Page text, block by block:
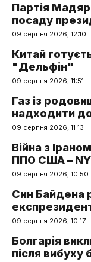
Партія
посаду
09 серпня 2026, 12:10
Китай
"Дельфін"
09 серпня 2026, 11:51
Газ із
надходити
09 серпня 2026, 11:13
Війна з
ППО США –
09 серпня 2026, 10:50
Син Байдена
09 серпня 2026, 10:17
Болгарія
після вибуху